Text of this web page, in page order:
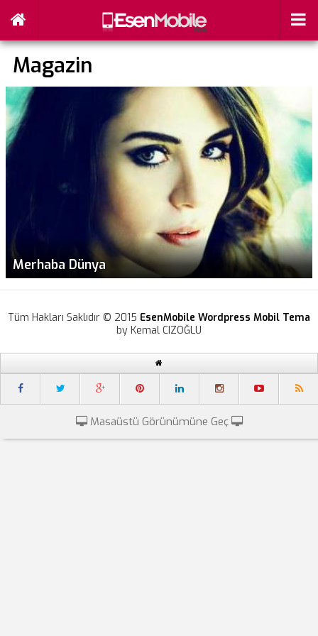
Magazin
Merhaba Dünya
Tüm Hakları Saklıdır © 2015 EsenMobile Wordpress Mobil Tema
by Kemal CIZOĞLU
Masaüstü Görünümüne Geç